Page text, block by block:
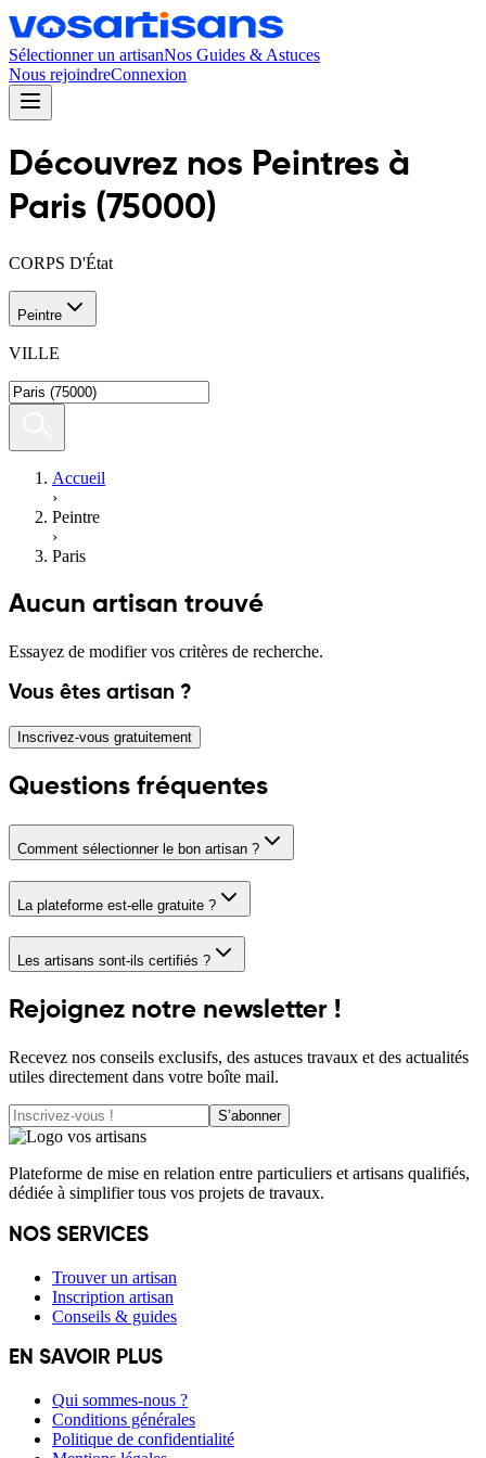
Sélectionner un artisanNos Guides & Astuces
Nous rejoindreConnexion
Découvrez nos Peintres à
Paris (75000)
CORPS D'État
Peintre
VILLE
Accueil
›
Peintre
›
Paris
Aucun artisan trouvé
Essayez de modifier vos critères de recherche.
Vous êtes artisan ?
Inscrivez-vous gratuitement
Questions fréquentes
Comment sélectionner le bon artisan ?
La plateforme est-elle gratuite ?
Les artisans sont-ils certifiés ?
Rejoignez notre newsletter !
Recevez nos conseils exclusifs, des astuces travaux et des actualités
utiles directement dans votre boîte mail.
S’abonner
Plateforme de mise en relation entre particuliers et artisans qualifiés,
dédiée à simplifier tous vos projets de travaux.
NOS SERVICES
Trouver un artisan
Inscription artisan
Conseils & guides
EN SAVOIR PLUS
Qui sommes-nous ?
Conditions générales
Politique de confidentialité